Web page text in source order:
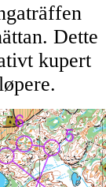
Dette
kupert